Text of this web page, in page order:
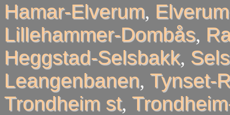
Hamar-Elverum,
Lillehammer-Dombås,
Heggstad-Selsbakk,
Leangenbanen, Tynset-
Trondheim st,